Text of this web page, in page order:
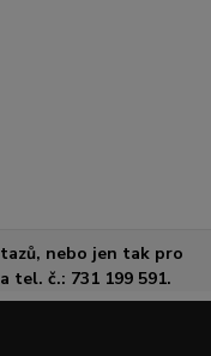
nebo jen tak pro
tel. č.: 731 199 591.